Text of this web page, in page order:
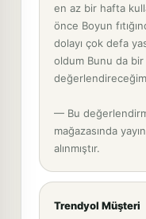
en az bir hafta
önce Boyun
dolayı çok defa
oldum Bunu da bir
— Bu
mağazasında
alınmıştır.
Trendyol Müşteri